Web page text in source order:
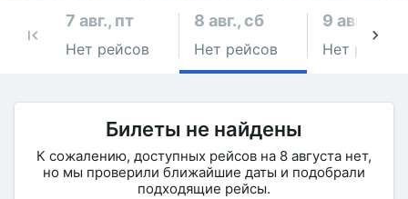
7 авг., пт
Нет рейсов
8 авг., сб
Нет рейсов
9 авг., вс
Нет рейсов
Билеты не найдены
К сожалению, доступных рейсов на 8 августа нет,
но мы проверили ближайшие даты и подобрали
подходящие рейсы.